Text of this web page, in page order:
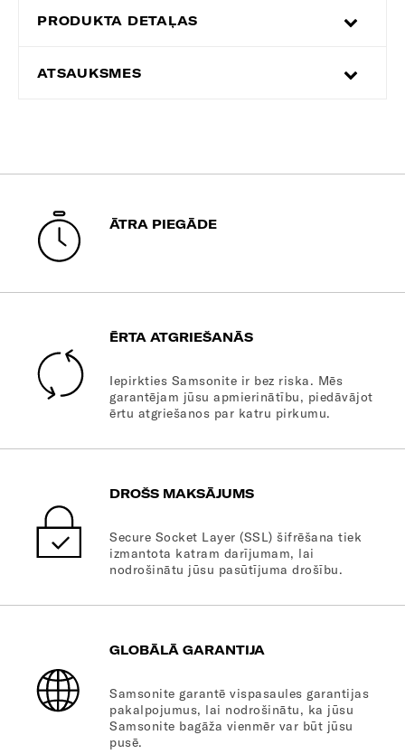
PRODUKTA DETAĻAS
ATSAUKSMES
ĀTRA PIEGĀDE
ĒRTA ATGRIEŠANĀS
Iepirkties Samsonite ir bez riska. Mēs
garantējam jūsu apmierinātību, piedāvājot
ērtu atgriešanos par katru pirkumu.
DROŠS MAKSĀJUMS
Secure Socket Layer (SSL) šifrēšana tiek
izmantota katram darījumam, lai
nodrošinātu jūsu pasūtījuma drošību.
GLOBĀLĀ GARANTIJA
Samsonite garantē vispasaules garantijas
pakalpojumus, lai nodrošinātu, ka jūsu
Samsonite bagāža vienmēr var būt jūsu
pusē.